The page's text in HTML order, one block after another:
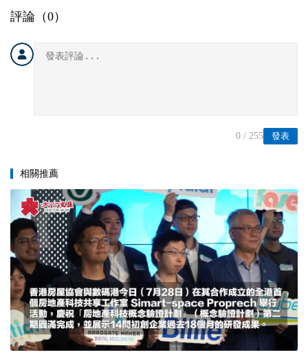
評論（0）
發表
0 / 255
相關推薦